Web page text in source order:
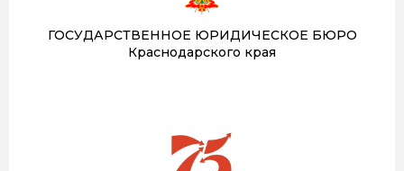
ГОСУДАРСТВЕННОЕ ЮРИДИЧЕСКОЕ БЮРО
Краснодарского края